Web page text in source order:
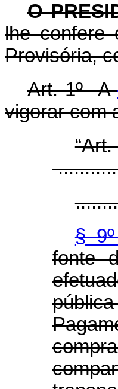
O
lhe confere
Provisória,
Art. 1º A
vigorar com
§
fonte